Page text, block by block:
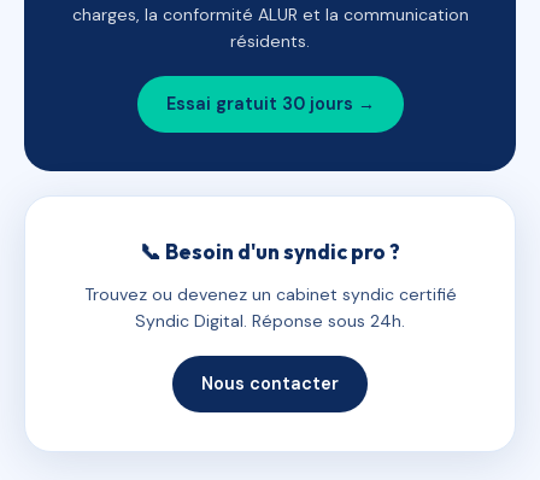
charges, la conformité ALUR et la communication
résidents.
Essai gratuit 30 jours →
📞 Besoin d'un syndic pro ?
Trouvez ou devenez un cabinet syndic certifié
Syndic Digital. Réponse sous 24h.
Nous contacter